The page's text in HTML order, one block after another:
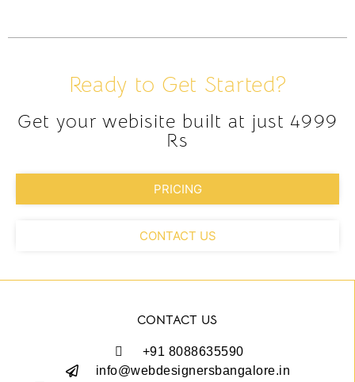
Ready to Get Started?
Get your webisite built at just 4999
Rs
PRICING
CONTACT US
CONTACT US
+91 8088635590
info@webdesignersbangalore.in